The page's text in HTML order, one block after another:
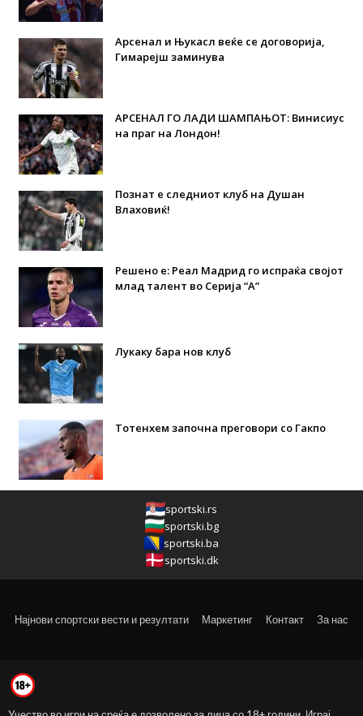
Арсенал и Њукасл веќе се договорија,
Гимарејш заминува
АРСЕНАЛ ГО ЛАДИ ШАМПАЊОТ: Винисиус
на праг на Лондон!
Познат е следниот клуб на Душан
Влаховиќ!
Решено е: Реал Мадрид го испраќа својот
млад талент во Серија “А”
Лукаку бара нов клуб
Тотенхем започна преговори со Гакпо
sportski.rs
sportski.bg
sportski.ba
sportski.dk
Најнови спортски вести и резултати Маркетинг Контакт За нас